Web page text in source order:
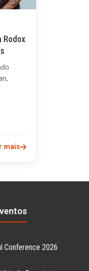
Rodox
mais
Conference 2026